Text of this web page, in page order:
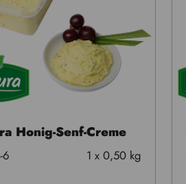
Honig-Senf-Creme
6 1 x 0,50 kg